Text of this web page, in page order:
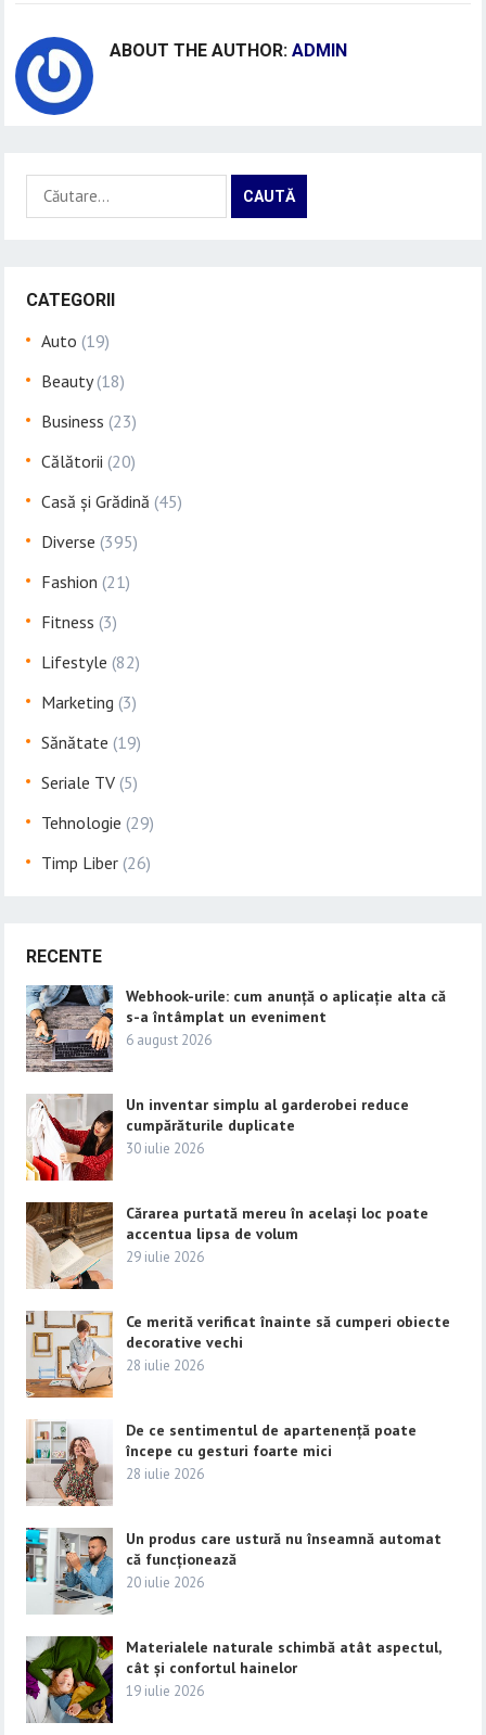
ABOUT THE AUTHOR:ADMIN
Caută
după:
CATEGORII
Auto (19)
Beauty(18)
Business (23)
Călătorii (20)
Casă și Grădină (45)
Diverse (395)
Fashion (21)
Fitness (3)
Lifestyle (82)
Marketing (3)
Sănătate (19)
Seriale TV (5)
Tehnologie (29)
Timp Liber (26)
RECENTE
Webhook-urile: cum anunță o aplicație alta că
s-a întâmplat un eveniment
6 august 2026
Un inventar simplu al garderobei reduce
cumpărăturile duplicate
30 iulie 2026
Cărarea purtată mereu în același loc poate
accentua lipsa de volum
29 iulie 2026
Ce merită verificat înainte să cumperi obiecte
decorative vechi
28 iulie 2026
De ce sentimentul de apartenență poate
începe cu gesturi foarte mici
28 iulie 2026
Un produs care ustură nu înseamnă automat
că funcționează
20 iulie 2026
Materialele naturale schimbă atât aspectul,
cât și confortul hainelor
19 iulie 2026